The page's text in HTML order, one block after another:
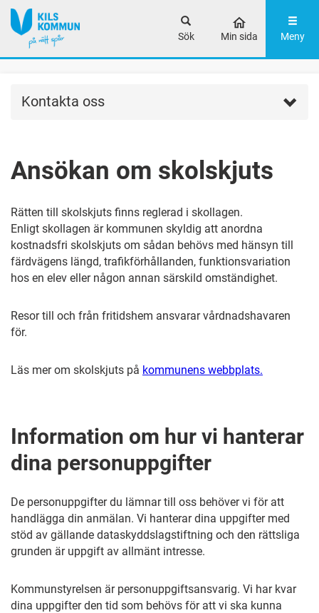
Sök Min sida Meny
Kontakta oss
Ansökan om skolskjuts
Rätten till skolskjuts finns reglerad i skollagen.
Enligt skollagen är kommunen skyldig att anordna
kostnadsfri skolskjuts om sådan behövs med hänsyn till
färdvägens längd, trafikförhållanden, funktionsvariation
hos en elev eller någon annan särskild omständighet.
Resor till och från fritidshem ansvarar vårdnadshavaren
för.
Läs mer om skolskjuts på kommunens webbplats.
Information om hur vi hanterar
dina personuppgifter
De personuppgifter du lämnar till oss behöver vi för att
handlägga din anmälan. Vi hanterar dina uppgifter med
stöd av gällande dataskyddslagstiftning och den rättsliga
grunden är uppgift av allmänt intresse.
Kommunstyrelsen är personuppgiftsansvarig. Vi har kvar
dina uppgifter den tid som behövs för att vi ska kunna